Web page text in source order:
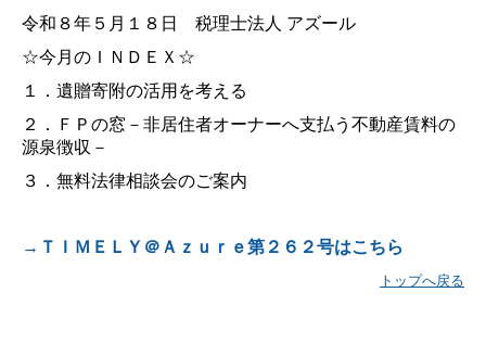
令和８年５月１８日 税理士法人 アズール
☆今月のＩＮＤＥＸ☆
１．遺贈寄附の活用を考える
２．ＦＰの窓－非居住者オーナーへ支払う不動産賃料の
源泉徴収－
３．無料法律相談会のご案内
→ＴＩＭＥＬＹ＠Ａｚｕｒｅ第２６２号はこちら
トップへ戻る